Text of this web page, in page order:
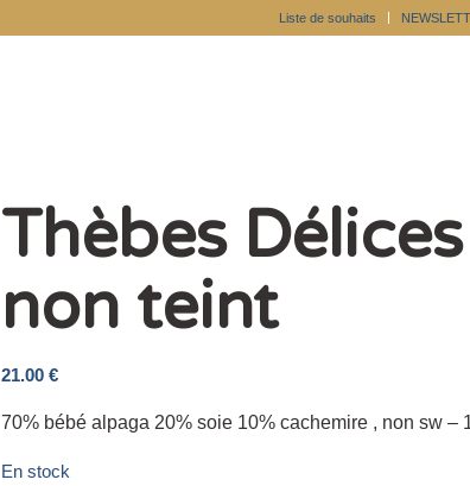
Liste de souhaits
Thèbes
non teint
21.00 €
70% bébé alpaga 20% soie 10% cachemire , non sw –
En stock